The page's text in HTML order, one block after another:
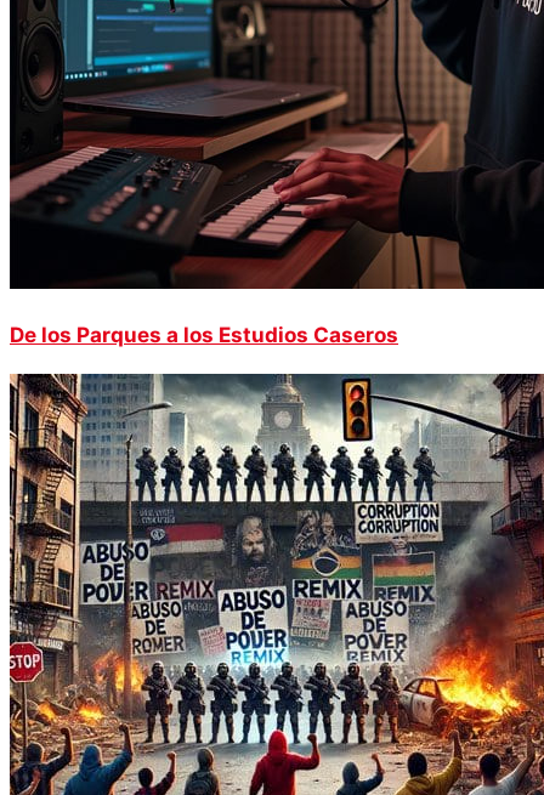
De los Parques a los Estudios Caseros